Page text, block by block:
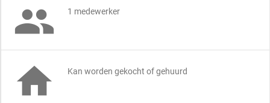
 1 medewerker
 Kan worden gekocht of gehuurd